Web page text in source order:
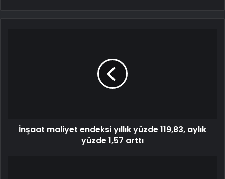
İnşaat maliyet endeksi yıllık yüzde 119,83, aylık
yüzde 1,57 arttı